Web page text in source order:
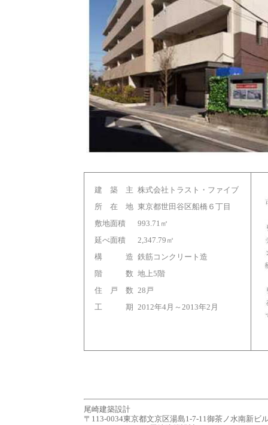
建 築 主 株式会社トラスト・ファイブ
所 在 地 東京都世田谷区船橋６丁目
敷地面積
993.71㎡
延べ面積
2,347.79㎡
構 造 鉄筋コンクリート造
階 数 地上5階
住 戸 数 28戸
工 期 2012年4月～2013年2月
尾崎建築設計
〒113-0034東京都文京区湯島1-7-11御茶ノ水南新ビ